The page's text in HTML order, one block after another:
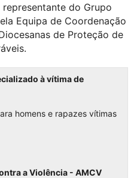
representante do Grupo
Equipa de Coordenação
de Proteção de
à vítima de
homens e rapazes vítimas
a Violência - AMCV